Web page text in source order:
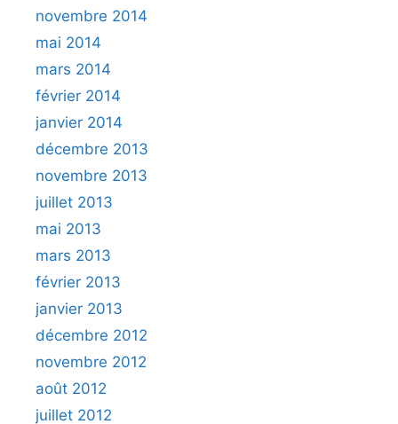
novembre 2014
mai 2014
mars 2014
février 2014
janvier 2014
décembre 2013
novembre 2013
juillet 2013
mai 2013
mars 2013
février 2013
janvier 2013
décembre 2012
novembre 2012
août 2012
juillet 2012